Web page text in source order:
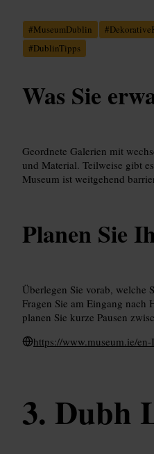
#MuseumDublin #
#DublinTipps
Was Sie
Geordnete Galerien mit
und Material. Teilweise gibt
Museum ist weitgehend
Planen Sie
Überlegen Sie vorab, welche
Fragen Sie am Eingang nach
planen Sie kurze Pausen
https://www.museum.ie/
Dubh